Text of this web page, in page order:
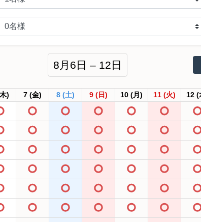
8月6日 – 12日
) 7 (金) 8 (土) 9 (日) 10 (月) 11 (火) 12 (